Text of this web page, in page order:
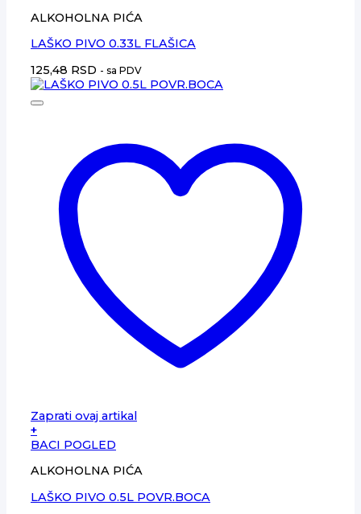
ALKOHOLNA PIĆA
LAŠKO PIVO 0.33L FLAŠICA
125,48 RSD - sa PDV
Zaprati ovaj artikal
+
BACI POGLED
ALKOHOLNA PIĆA
LAŠKO PIVO 0.5L POVR.BOCA